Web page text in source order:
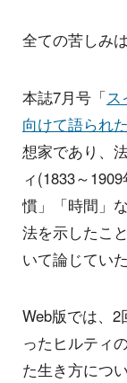
全ての苦しみ
本誌7月号「
向けて語られ
想家であり、
ィ(1833～
慣」「時間」
法を示したこ
いて論じてい
Web版では、
ったヒルティ
た生き方につ